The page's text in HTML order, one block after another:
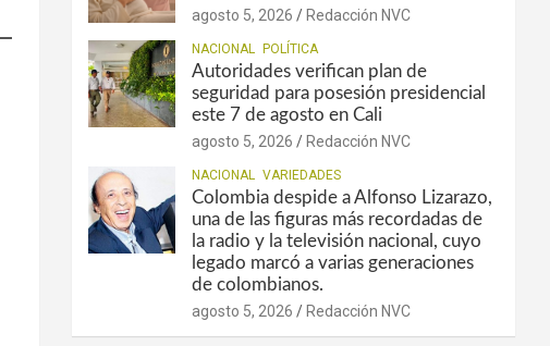
agosto 5, 2026 Redacción NVC
NACIONAL POLÍTICA
Autoridades verifican plan de
seguridad para posesión presidencial
este 7 de agosto en Cali
agosto 5, 2026 Redacción NVC
NACIONAL VARIEDADES
Colombia despide a Alfonso Lizarazo,
una de las figuras más recordadas de
la radio y la televisión nacional, cuyo
legado marcó a varias generaciones
de colombianos.
agosto 5, 2026 Redacción NVC